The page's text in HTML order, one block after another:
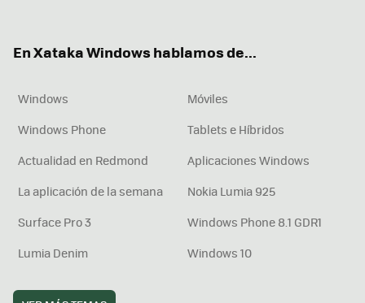
En Xataka Windows hablamos de...
Windows
Móviles
Windows Phone
Tablets e Híbridos
Actualidad en Redmond
Aplicaciones Windows
La aplicación de la semana
Nokia Lumia 925
Surface Pro 3
Windows Phone 8.1 GDR1
Lumia Denim
Windows 10